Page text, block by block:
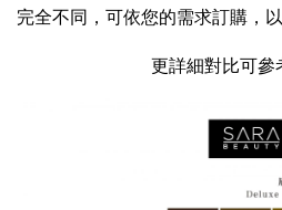
完全不同，可依您的需求訂購，
更詳細對比可參